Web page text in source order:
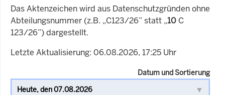
Das Aktenzeichen wird aus Datenschutzgründen ohne
Abteilungsnummer (z.B. „C123/26” statt „10 C
123/26”) dargestellt.
Letzte Aktualisierung: 06.08.2026, 17:25 Uhr
Datum und Sortierung